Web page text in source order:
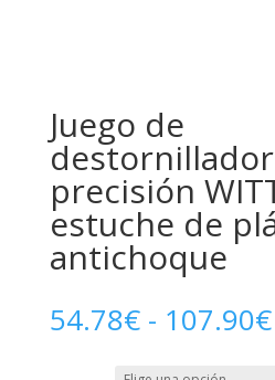
Juego de
precisión
estuche de
antichoque
54.78€ - 107.90€